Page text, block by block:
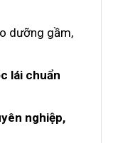
dưỡng gầm,
lái chuẩn
nghiệp,